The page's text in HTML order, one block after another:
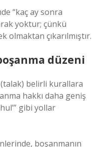
“kaç ay sonra
yoktur; çünkü
çıkarılmıştır.
düzeni
belirli kurallara
hakkı daha geniş
gibi yollar
boşanmanın